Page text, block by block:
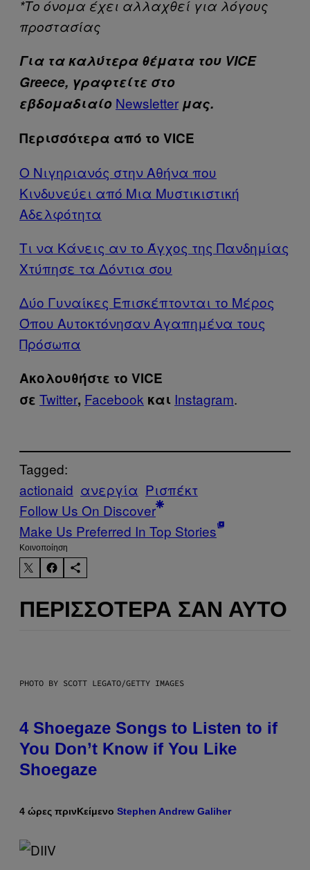
*Το όνομα έχει αλλαχθεί για λόγους
προστασίας
Για τα καλύτερα θέματα του VICE
Greece, γραφτείτε στο
εβδομαδιαίο Newsletter μας.
Περισσότερα από το VICE
O Νιγηριανός στην Αθήνα που
Κινδυνεύει από Μια Μυστικιστική
Αδελφότητα
Τι να Kάνεις αν το Άγχος της Πανδημίας
Χτύπησε τα Δόντια σου
Δύο Γυναίκες Επισκέπτονται το Μέρος
Όπου Αυτοκτόνησαν Αγαπημένα τους
Πρόσωπα
Ακολουθήστε το VICE
σε Twitter, Facebook και Instagram.
Tagged:
actionaid ανεργία Ρισπέκτ
Follow Us On Discover
Make Us Preferred In Top Stories
Kοινοποίηση
ΠΕΡΙΣΣΌΤΕΡΑ ΣΑΝ ΑΥΤΌ
PHOTO BY SCOTT LEGATO/GETTY IMAGES
4 Shoegaze Songs to Listen to if
You Don’t Know if You Like
Shoegaze
4 ώρες πρινΚείμενο Stephen Andrew Galiher